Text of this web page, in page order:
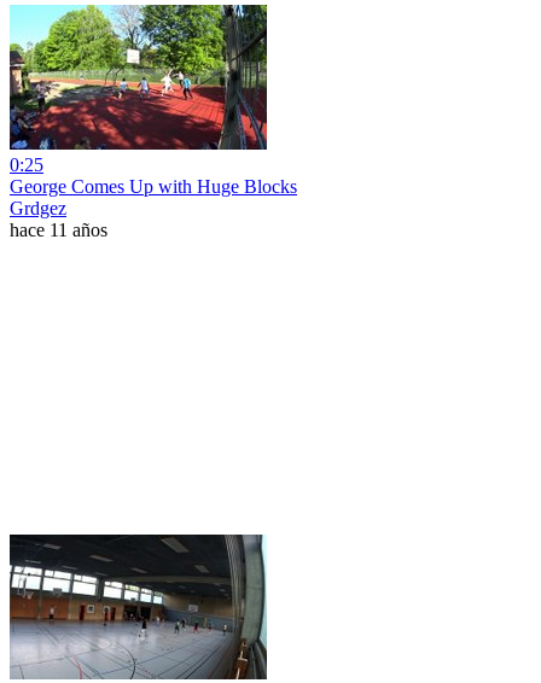
0:25
George Comes Up with Huge Blocks
Grdgez
hace 11 años